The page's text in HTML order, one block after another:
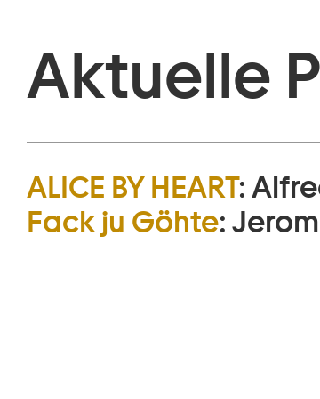
Aktuelle
ALICE BY HEART:
Fack ju Göhte: